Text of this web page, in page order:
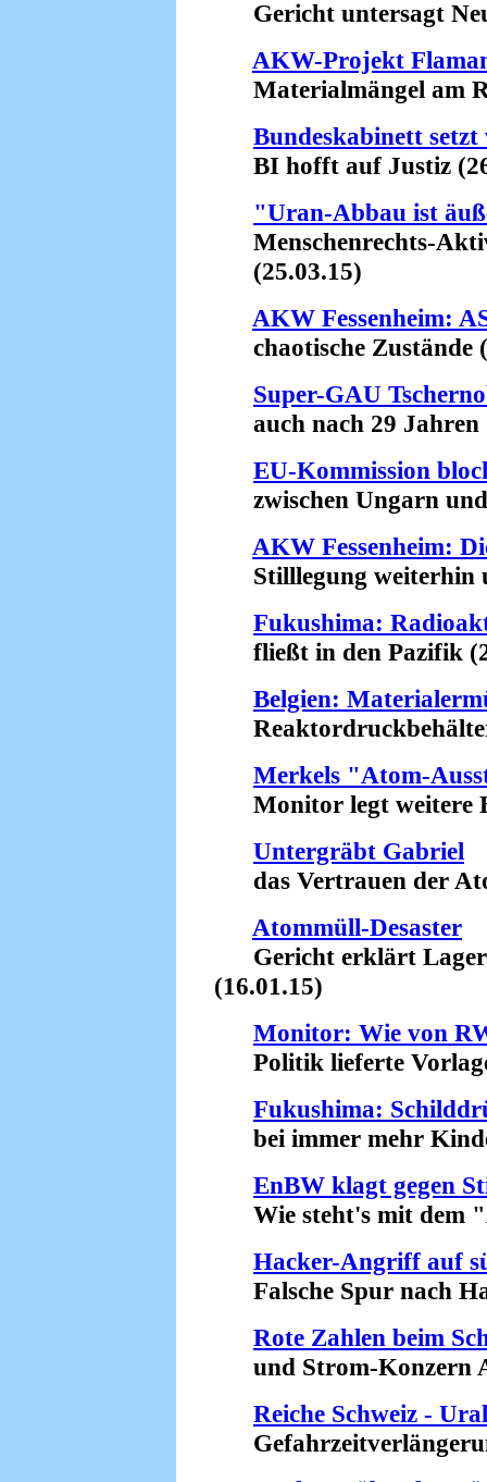
Gericht untersagt
AKW-Projekt
Materialmängel am
Bundeskabinett
BI hofft auf Justiz
"Uran-Abbau ist
Menschenrechts-
(25.03.15)
AKW Fessenheim:
chaotische Zustände
Super-GAU
auch nach 29 Jahren
EU-Kommission
zwischen Ungarn und
AKW Fessenheim:
Stilllegung weiterhin
Fukushima:
fließt in den Pazifik
Belgien:
Merkels "Atom-
Monitor legt weitere
Untergräbt Gabriel
das Vertrauen der
Atommüll-Desaster
Gericht erklärt Lager
(16.01.15)
Monitor: Wie von
Politik lieferte
Fukushima:
bei immer mehr
EnBW klagt gegen
Wie steht's mit dem
Hacker-Angriff auf
Falsche Spur nach
Rote Zahlen beim
und Strom-Konzern
Reiche Schweiz -